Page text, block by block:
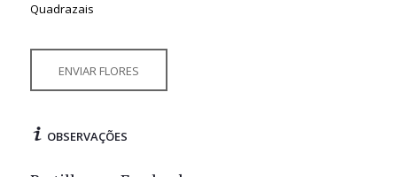
Quadrazais
ENVIAR FLORES
OBSERVAÇÕES